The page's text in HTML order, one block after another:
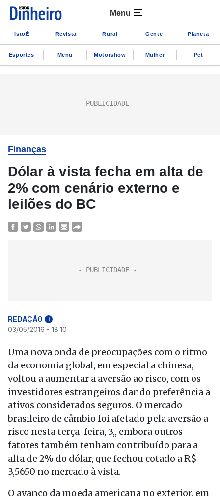
Menu
IstoÉ Revista Rural Gente Planeta
Esportes Menu Motorshow Mulher Pet
Finanças
Dólar à vista fecha em alta de
2% com cenário externo e
leilões do BC
REDAÇÃO i
03/05/2016 - 18:10
Uma nova onda de preocupações com o ritmo
da economia global, em especial a chinesa,
voltou a aumentar a aversão ao risco, com os
investidores estrangeiros dando preferência a
ativos considerados seguros. O mercado
brasileiro de câmbio foi afetado pela aversão a
risco nesta terça-feira, 3,, embora outros
fatores também tenham contribuído para a
alta de 2% do dólar, que fechou cotado a R$
3,5650 no mercado à vista.
O avanço da moeda americana no exterior, em